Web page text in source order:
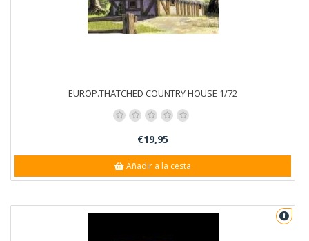
EUROP.THATCHED COUNTRY HOUSE 1/72
€19,95
Añadir a la cesta